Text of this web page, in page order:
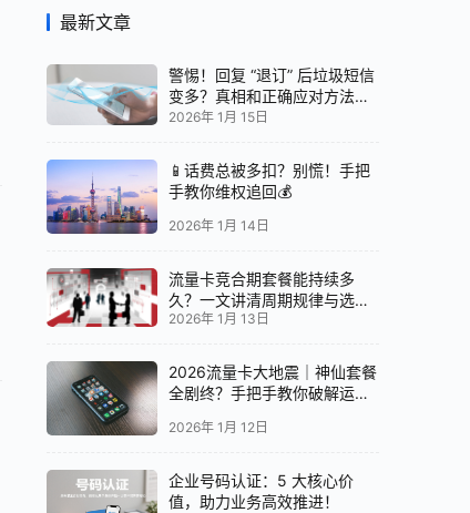
最新文章
警惕！回复 “退订” 后垃圾短信
变多？真相和正确应对方法都
在这
2026年 1月 15日
📱话费总被多扣？别慌！手把
手教你维权追回💰
2026年 1月 14日
流量卡竞合期套餐能持续多
久？一文讲清周期规律与选卡
时机
2026年 1月 13日
2026流量卡大地震｜神仙套餐
全剧终？手把手教你破解运营
2026年 1月 12日
企业号码认证：5 大核心价
值，助力业务高效推进！